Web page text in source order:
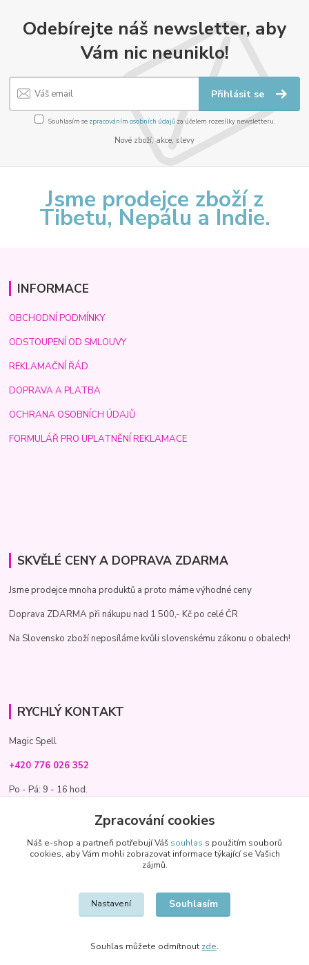
Odebírejte náš newsletter, aby
Vám nic neuniklo!
Přihlásit se
Souhlasím se zpracováním osobních údajůza účelem rozesílky newsletteru.
Nové zboží, akce, slevy
Jsme prodejce zboží z
Tibetu, Nepálu a Indie.
INFORMACE
OBCHODNÍ PODMÍNKY
ODSTOUPENÍ OD SMLOUVY
REKLAMAČNÍ ŘÁD
DOPRAVA A PLATBA
OCHRANA OSOBNÍCH ÚDAJŮ
FORMULÁŘ PRO UPLATNĚNÍ REKLAMACE
SKVĚLÉ CENY A DOPRAVA ZDARMA
Jsme prodejce mnoha produktů a proto máme výhodné ceny
Doprava ZDARMA při nákupu nad 1 500,- Kč po celé ČR
Na Slovensko zboží neposíláme kvůli slovenskému zákonu o obalech!
RYCHLÝ KONTAKT
Magic Spell
+420 776 026 352
Po - Pá: 9 - 16 hod.
info@magic-spell.czZpracování cookies
Náš e-shop a partneři potřebují Váš souhlas s použitím souborů
cookies, aby Vám mohli zobrazovat informace týkající se Vašich
zájmů.
Nastavení Souhlasím
Souhlas můžete odmítnout zde.